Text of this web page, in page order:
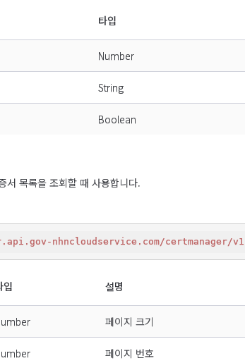
타입
Number
String
Boolean
목록을 조회할 때 사용합니다.
nhncloudservice.com/certmanager/
입 설명
페이지 크기
페이지 번호